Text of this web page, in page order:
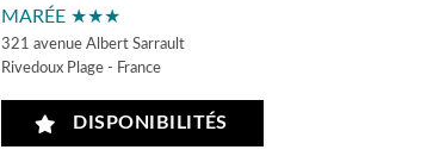
MARÉE ★★★
321 avenue Albert Sarrault
Rivedoux Plage - France
DISPONIBILITÉS